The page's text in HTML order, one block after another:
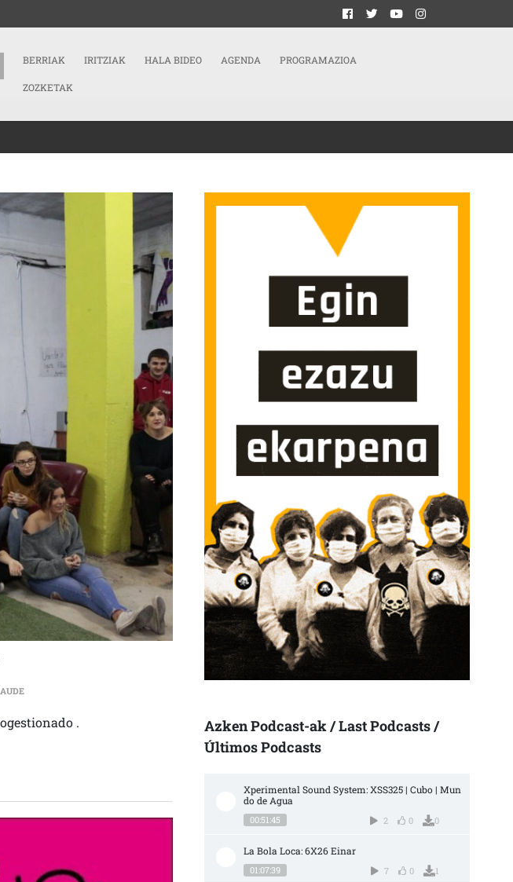
BERRIAK IRITZIAK HALA BIDEO AGENDA PROGRAMAZIOA
ZOZKETAK
UXUE (SUMENDI): “EL ESPACIO HA VIVIDO MUCHOS CAMBIOS” SARRERAN
.
Azken Podcast-ak / Last Podcasts /
Últimos Podcasts
Xperimental Sound System: XSS325 | Cubo | Mun
do de Agua
00:51:45 2 0 0
La Bola Loca: 6X26 Einar
01:07:39 7 0 1